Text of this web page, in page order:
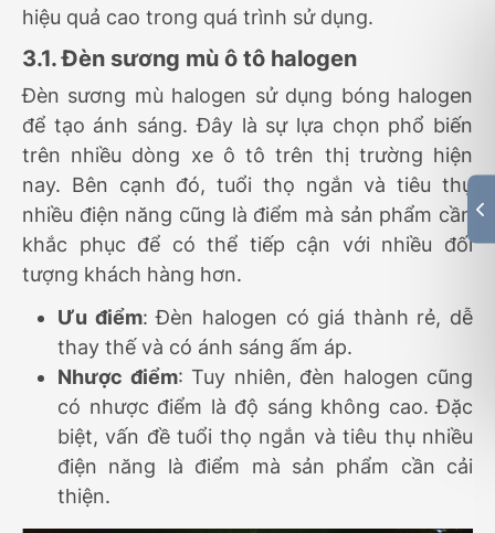
hiệu quả cao trong quá trình sử dụng.
3.1. Đèn sương mù ô tô halogen
Đèn sương mù halogen sử dụng bóng halogen
để tạo ánh sáng. Đây là sự lựa chọn phổ biến
trên nhiều dòng xe ô tô trên thị trường hiện
nay. Bên cạnh đó, tuổi thọ ngắn và tiêu thụ
nhiều điện năng cũng là điểm mà sản phẩm cần
khắc phục để có thể tiếp cận với nhiều đối
tượng khách hàng hơn.
Ưu điểm: Đèn halogen có giá thành rẻ, dễ
thay thế và có ánh sáng ấm áp.
Nhược điểm: Tuy nhiên, đèn halogen cũng
có nhược điểm là độ sáng không cao. Đặc
biệt, vấn đề tuổi thọ ngắn và tiêu thụ nhiều
điện năng là điểm mà sản phẩm cần cải
thiện.